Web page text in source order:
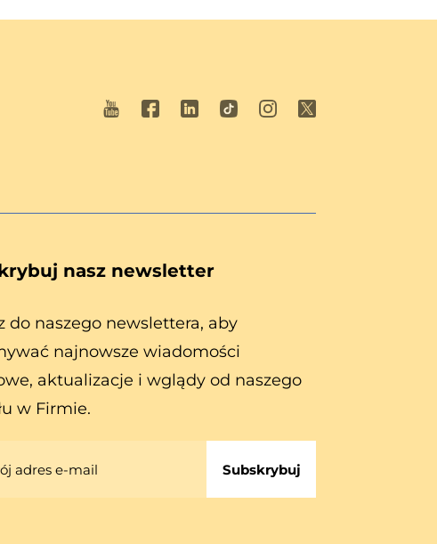
nasz newsletter
do naszego newslettera, aby
najnowsze wiadomości
aktualizacje i wglądy od naszego
w Firmie.
Subskrybuj